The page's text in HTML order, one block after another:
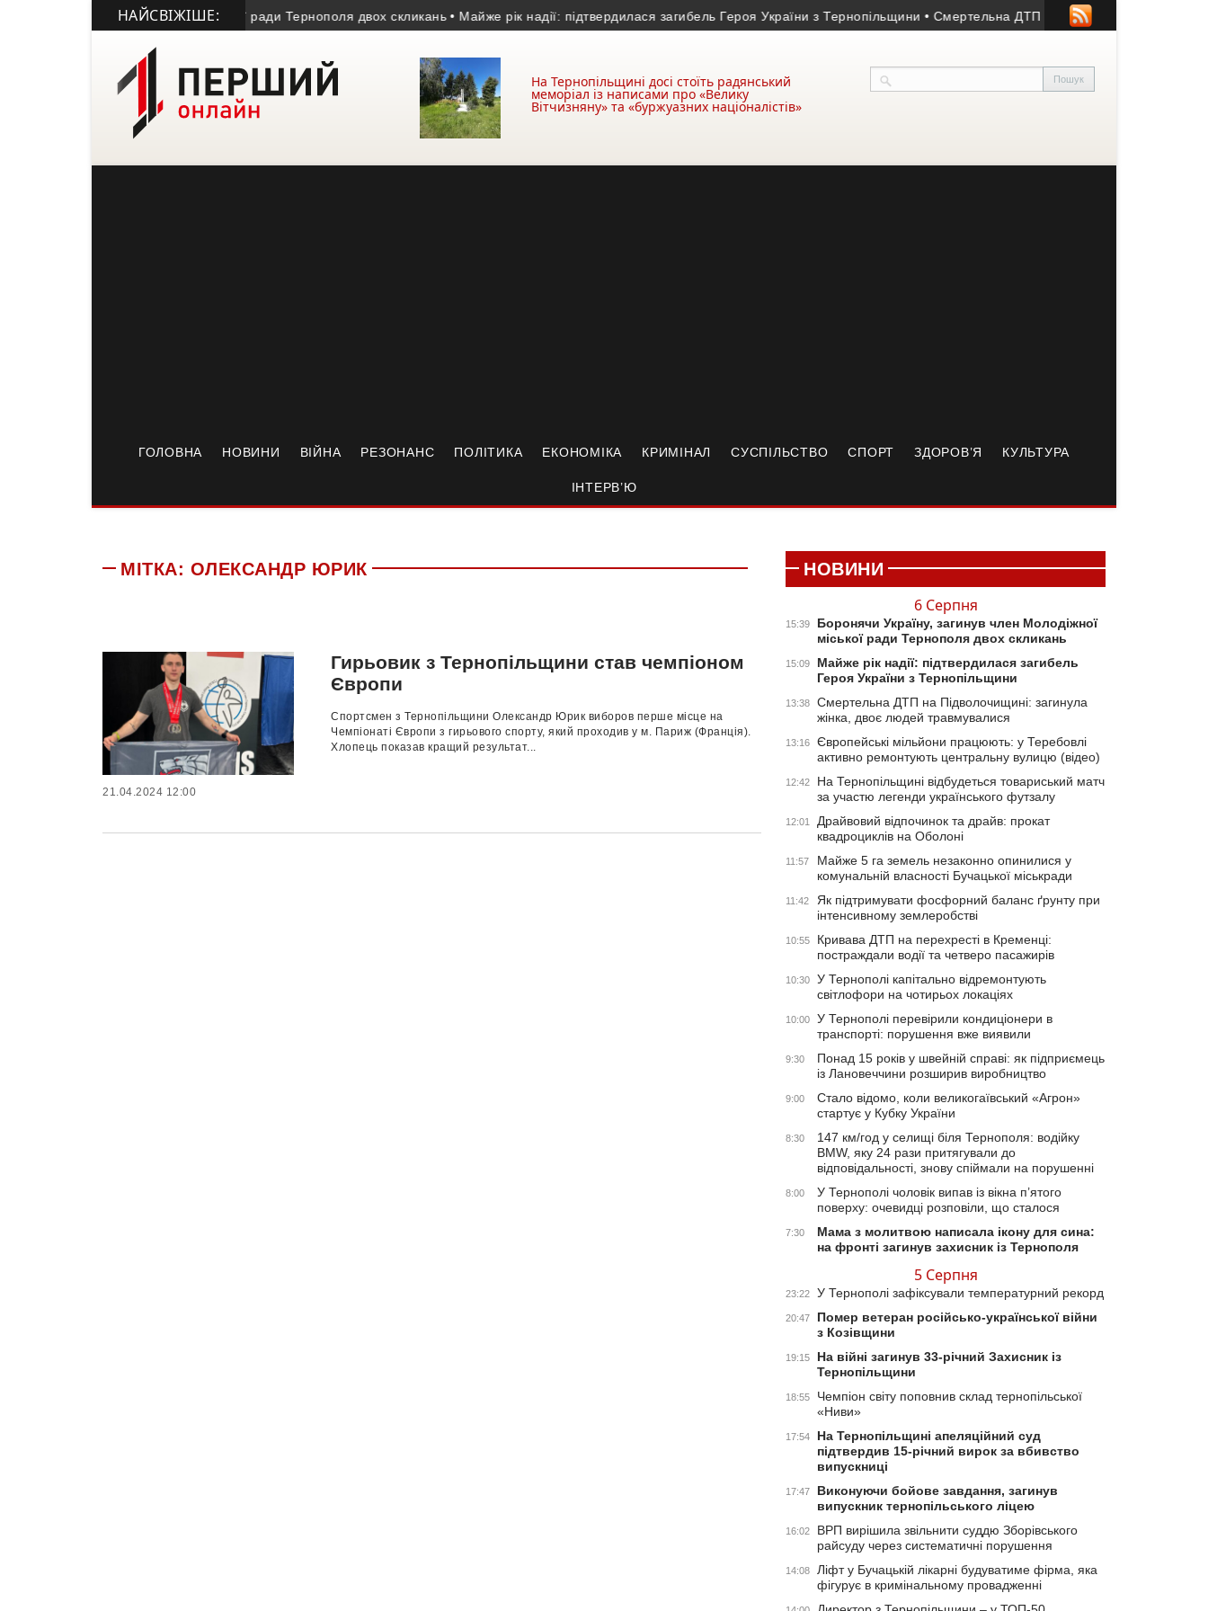
НАЙСВІЖІШЕ:
загинув член Молодіжної міської ради Тернополя двох скликань • Майже рік надії: підтвердилася загибель Героя України з Тернопільщини • Смертельна ДТП на Підволочищині: загинула
На Тернопільщині досі стоїть радянський
меморіал із написами про «Велику
Вітчизняну» та «буржуазних націоналістів»
ГОЛОВНА НОВИНИ ВІЙНА РЕЗОНАНС ПОЛІТИКА ЕКОНОМІКА КРИМІНАЛ СУСПІЛЬСТВО СПОРТ ЗДОРОВ’Я КУЛЬТУРА
ІНТЕРВ’Ю
МІТКА: ОЛЕКСАНДР ЮРИК
Гирьовик з Тернопільщини став чемпіоном
Європи
Спортсмен з Тернопільщини Олександр Юрик виборов перше місце на
Чемпіонаті Європи з гирьового спорту, який проходив у м. Париж (Франція).
Хлопець показав кращий результат...
21.04.2024 12:00
НОВИНИ
6 Серпня
15:39
Боронячи Україну, загинув член Молодіжної
міської ради Тернополя двох скликань
15:09
Майже рік надії: підтвердилася загибель
Героя України з Тернопільщини
13:38
Смертельна ДТП на Підволочищині: загинула
жінка, двоє людей травмувалися
13:16
Європейські мільйони працюють: у Теребовлі
активно ремонтують центральну вулицю (відео)
12:42
На Тернопільщині відбудеться товариський матч
за участю легенди українського футзалу
12:01
Драйвовий відпочинок та драйв: прокат
квадроциклів на Оболоні
11:57
Майже 5 га земель незаконно опинилися у
комунальній власності Бучацької міськради
11:42
Як підтримувати фосфорний баланс ґрунту при
інтенсивному землеробстві
10:55
Кривава ДТП на перехресті в Кременці:
постраждали водії та четверо пасажирів
10:30
У Тернополі капітально відремонтують
світлофори на чотирьох локаціях
10:00
У Тернополі перевірили кондиціонери в
транспорті: порушення вже виявили
9:30
Понад 15 років у швейній справі: як підприємець
із Лановеччини розширив виробництво
9:00
Стало відомо, коли великогаївський «Агрон»
стартує у Кубку України
8:30
147 км/год у селищі біля Тернополя: водійку
BMW, яку 24 рази притягували до
відповідальності, знову спіймали на порушенні
8:00
У Тернополі чоловік випав із вікна п’ятого
поверху: очевидці розповіли, що сталося
7:30
Мама з молитвою написала ікону для сина:
на фронті загинув захисник із Тернополя
5 Серпня
23:22 У Тернополі зафіксували температурний рекорд
20:47
Помер ветеран російсько-української війни
з Козівщини
19:15
На війні загинув 33-річний Захисник із
Тернопільщини
18:55
Чемпіон світу поповнив склад тернопільської
«Ниви»
17:54
На Тернопільщині апеляційний суд
підтвердив 15-річний вирок за вбивство
випускниці
17:47
Виконуючи бойове завдання, загинув
випускник тернопільського ліцею
16:02
ВРП вирішила звільнити суддю Зборівського
райсуду через систематичні порушення
14:08
Ліфт у Бучацькій лікарні будуватиме фірма, яка
фігурує в кримінальному провадженні